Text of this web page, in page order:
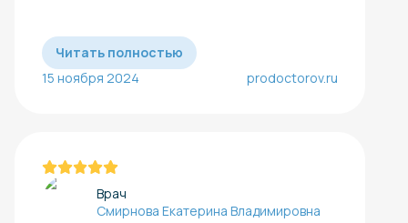
Читать полностью
15 ноября 2024
prodoctorov.ru
Врач
Смирнова Екатерина Владимировна